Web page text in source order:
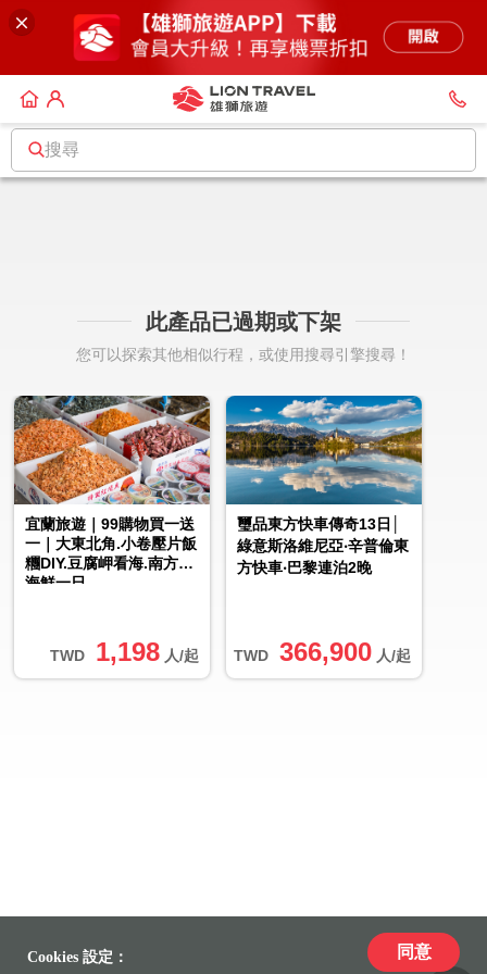
搜尋
此產品已過期或下架
您可以探索其他相似行程，或使用搜尋引擎搜尋！
TWD 1,198 人/起
宜蘭旅遊｜99購物買一送
一｜大東北角.小卷壓片飯
糰DIY.豆腐岬看海.南方澳
海鮮一日
TWD 366,900 人/起
璽品東方快車傳奇13日│
綠意斯洛維尼亞‧辛普倫東
方快車‧巴黎連泊2晚
Cookies 設定： 同意